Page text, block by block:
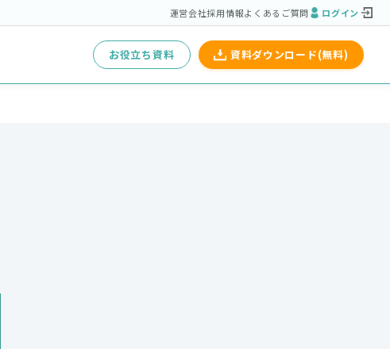
運営会社採用情報よくあるご質問 ログイン
お役立ち資料 資料ダウンロード(無料)